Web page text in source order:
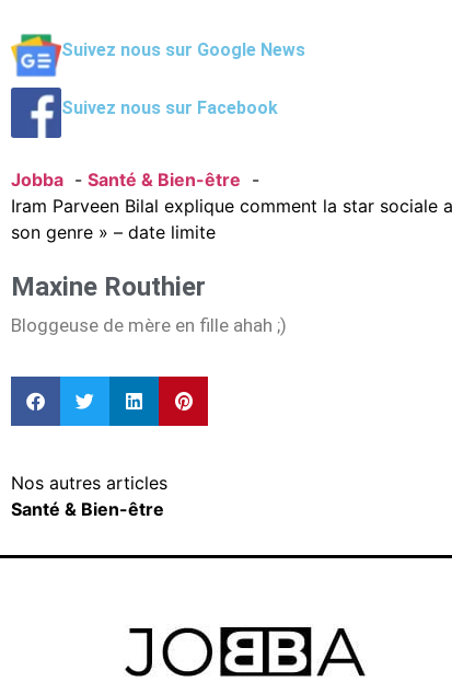
Suivez nous sur Google News
Suivez nous sur Facebook
Jobba
Santé & Bien-être
Iram Parveen Bilal explique comment la star sociale
son genre » – date limite
Maxine Routhier
Bloggeuse de mère en fille ahah ;)
Nos autres articles
Santé & Bien-être